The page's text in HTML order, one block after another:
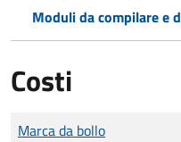
Moduli da compilare e
Costi
Tipo di pagamento
Importo
Marca da bollo